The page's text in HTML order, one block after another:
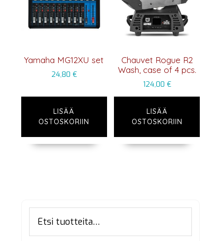
Yamaha MG12XU set
24,80 €
LISÄÄ
OSTOSKORIIN
Chauvet Rogue R2
Wash, case of 4 pcs.
124,00 €
LISÄÄ
OSTOSKORIIN
Ensisijainen
sivupalkki